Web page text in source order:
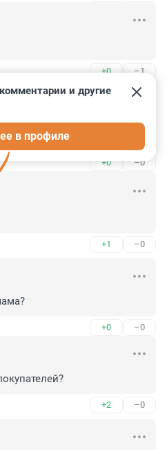
+0 –1
не заморозку средств. РФ
вам всем?
+0 –0
и другие
в профиле
+1 –0
+0 –0
+2 –0